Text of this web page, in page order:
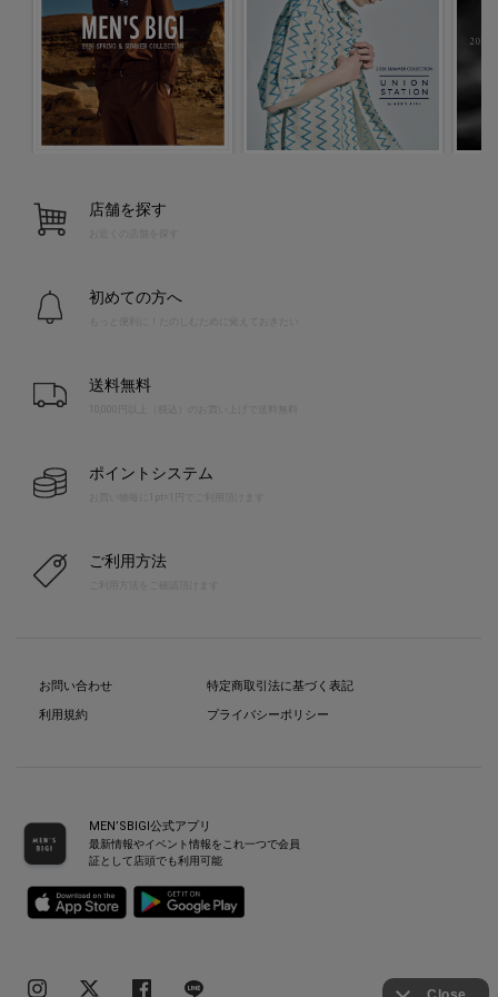
店舗を探す
お近くの店舗を探す
初めての方へ
送料無料
10,000円以上（税込）のお買い上げで送料無料
ポイントシステム
お買い物毎に1pt=1円でご利用頂けます
ご利用方法
お問い合わせ
利用規約
特定商取引法に基づく表記
プライバシーポリシー
MEN’SBIGI公式アプリ
最新情報やイベント情報をこれ一つで会員
証として店頭でも利用可能